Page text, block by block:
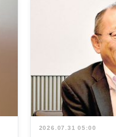
2026.07.31 05:00